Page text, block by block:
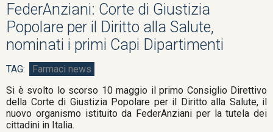
FederAnziani: Corte di Giustizia
Popolare per il Diritto alla Salute,
nominati i primi Capi Dipartimenti
Farmaci news
Si è svolto lo scorso 10 maggio il primo Consiglio Direttivo
della Corte di Giustizia Popolare per il Diritto alla Salute, il
nuovo organismo istituito da FederAnziani per la tutela dei
cittadini in Italia.